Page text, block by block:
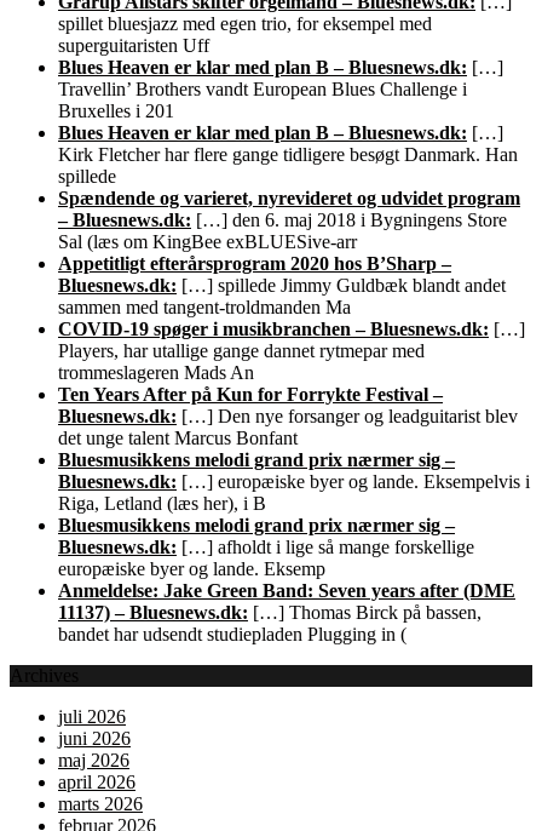
spillet bluesjazz med egen trio, for eksempel med
superguitaristen Uff
Blues Heaven er klar med plan B – Bluesnews.dk: […]
Travellin’ Brothers vandt European Blues Challenge i
Bruxelles i 201
Blues Heaven er klar med plan B – Bluesnews.dk: […]
Kirk Fletcher har flere gange tidligere besøgt Danmark. Han
spillede
Spændende og varieret, nyrevideret og udvidet program
– Bluesnews.dk: […] den 6. maj 2018 i Bygningens Store
Sal (læs om KingBee exBLUESive-arr
Appetitligt efterårsprogram 2020 hos B’Sharp –
Bluesnews.dk: […] spillede Jimmy Guldbæk blandt andet
sammen med tangent-troldmanden Ma
COVID-19 spøger i musikbranchen – Bluesnews.dk: […]
Players, har utallige gange dannet rytmepar med
trommeslageren Mads An
Ten Years After på Kun for Forrykte Festival –
Bluesnews.dk: […] Den nye forsanger og leadguitarist blev
det unge talent Marcus Bonfant
Bluesmusikkens melodi grand prix nærmer sig –
Bluesnews.dk: […] europæiske byer og lande. Eksempelvis i
Riga, Letland (læs her), i B
Bluesmusikkens melodi grand prix nærmer sig –
Bluesnews.dk: […] afholdt i lige så mange forskellige
europæiske byer og lande. Eksemp
Anmeldelse: Jake Green Band: Seven years after (DME
11137) – Bluesnews.dk: […] Thomas Birck på bassen,
bandet har udsendt studiepladen Plugging in (
Archives
juli 2026
juni 2026
maj 2026
april 2026
marts 2026
februar 2026